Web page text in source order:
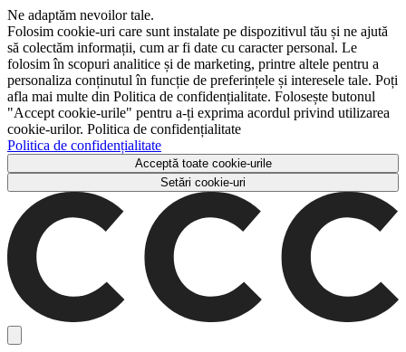
Ne adaptăm nevoilor tale.
Folosim cookie-uri care sunt instalate pe dispozitivul tău și ne ajută
să colectăm informații, cum ar fi date cu caracter personal. Le
folosim în scopuri analitice și de marketing, printre altele pentru a
personaliza conținutul în funcție de preferințele și interesele tale. Poți
afla mai multe din Politica de confidențialitate. Folosește butonul
"Accept cookie-urile" pentru a-ți exprima acordul privind utilizarea
cookie-urilor. Politica de confidențialitate
Politica de confidențialitate
Acceptă toate cookie-urile
Setări cookie-uri